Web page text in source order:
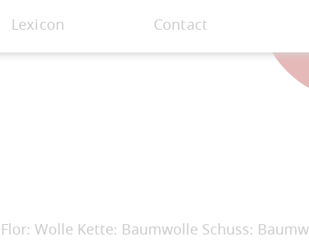
Lexicon Contact
Flor: Wolle Kette: Baumwolle Schuss: